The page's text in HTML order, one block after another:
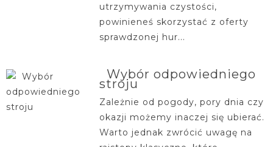
utrzymywania czystości,
powinieneś skorzystać z oferty
sprawdzonej hur...
Wybór odpowiedniego
stroju
Zależnie od pogody, pory dnia czy
okazji możemy inaczej się ubierać.
Warto jednak zwrócić uwagę na